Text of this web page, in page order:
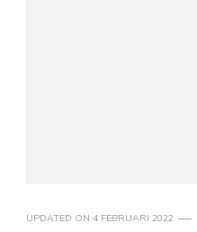
UPDATED ON 4 FEBRUARI 2022